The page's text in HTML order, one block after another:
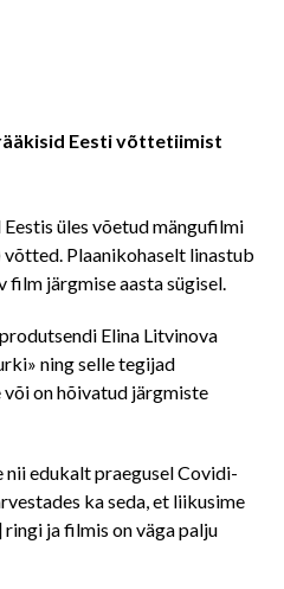
Eesti võttetiimist
üles võetud mängufilmi
võtted. Plaanikohaselt linastub
film järgmise aasta sügisel.
Elina Litvinova
ning selle tegijad
on hõivatud järgmiste
nii edukalt praegusel Covidi-
ka seda, et liikusime
ja filmis on väga palju